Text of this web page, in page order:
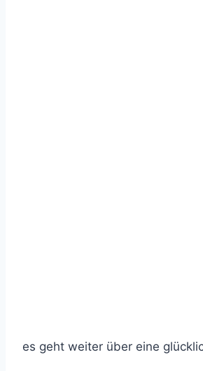
es geht weiter über eine